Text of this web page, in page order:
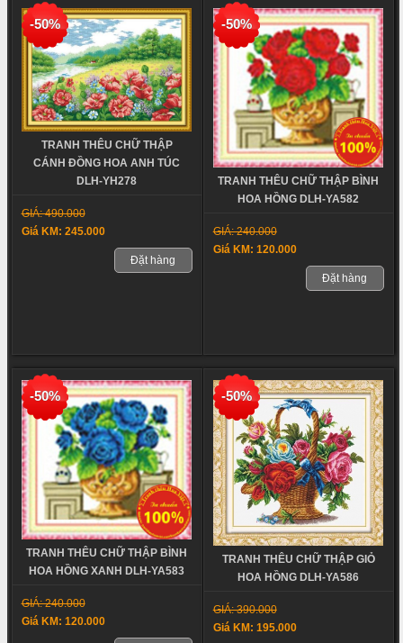
-50%
TRANH THÊU CHỮ THẬP
CÁNH ĐỒNG HOA ANH TÚC
DLH-YH278
GIÁ: 490.000
Giá KM: 245.000
Đặt hàng
-50%
TRANH THÊU CHỮ THẬP BÌNH
HOA HỒNG DLH-YA582
GIÁ: 240.000
Giá KM: 120.000
Đặt hàng
-50%
TRANH THÊU CHỮ THẬP BÌNH
HOA HỒNG XANH DLH-YA583
GIÁ: 240.000
Giá KM: 120.000
-50%
TRANH THÊU CHỮ THẬP GIỎ
HOA HỒNG DLH-YA586
GIÁ: 390.000
Giá KM: 195.000